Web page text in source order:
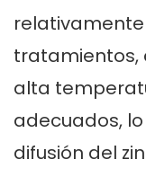
tratamientos,
alta
adecuados,
difusión del